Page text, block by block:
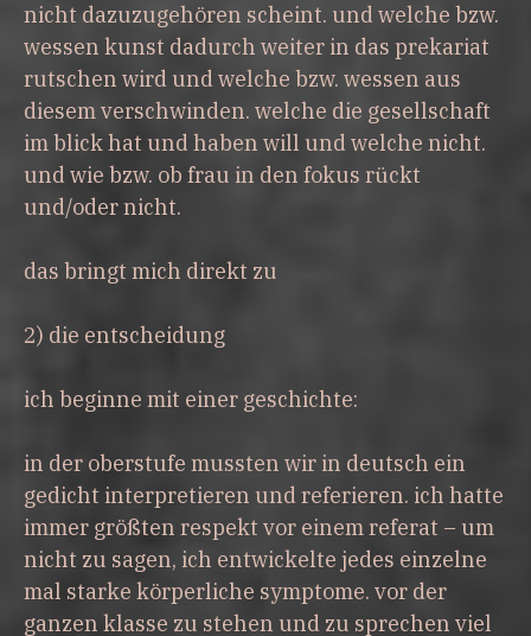
nicht dazuzugehören scheint. und welche bzw.
wessen kunst dadurch weiter in das prekariat
rutschen wird und welche bzw. wessen aus
diesem verschwinden. welche die gesellschaft
im blick hat und haben will und welche nicht.
und wie bzw. ob frau in den fokus rückt
und/oder nicht.
das bringt mich direkt zu
2) die entscheidung
ich beginne mit einer geschichte:
in der oberstufe mussten wir in deutsch ein
gedicht interpretieren und referieren. ich hatte
immer größten respekt vor einem referat – um
nicht zu sagen, ich entwickelte jedes einzelne
mal starke körperliche symptome. vor der
ganzen klasse zu stehen und zu sprechen viel